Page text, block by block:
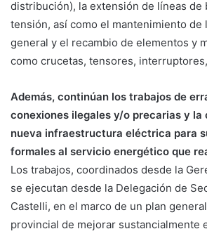
distribución), la extensión de líneas de
tensión, así como el mantenimiento de
general y el recambio de elementos y
como crucetas, tensores,
Además, continúan los trabajos de
conexiones ilegales y/o precarias y
nueva infraestructura eléctrica para
formales al servicio energético que
Los trabajos, coordinados desde la
se ejecutan desde la Delegación de
Castelli, en el marco de un plan
provincial de mejorar sustancialmente